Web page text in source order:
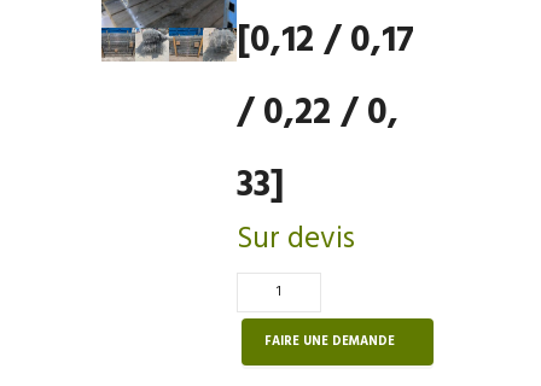
[0,12 / 0,17
/ 0,22 / 0,
33]
Sur devis
Quantité
de
Chemin
de
FAIRE UNE DEMANDE